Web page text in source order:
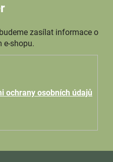
zasílat informace o
e-shopu.
ochrany osobních údajů